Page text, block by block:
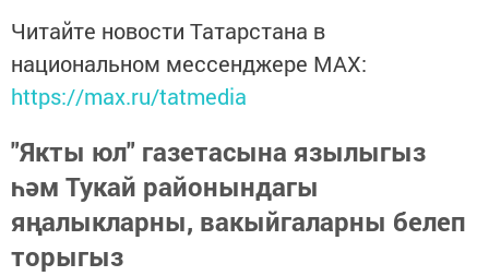
Читайте новости Татарстана в
национальном мессенджере MАХ:
https://max.ru/tatmedia
"Якты юл" газетасына язылыгыз
һәм Тукай районындагы
яңалыкларны, вакыйгаларны белеп
торыгыз